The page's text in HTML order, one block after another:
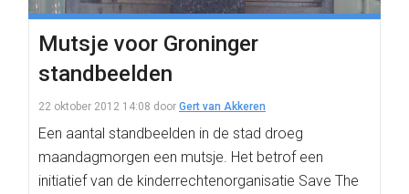
Mutsje voor Groninger
standbeelden
22 oktober 2012 14:08 door Gert van Akkeren
Een aantal standbeelden in de stad droeg
maandagmorgen een mutsje. Het betrof een
initiatief van de kinderrechtenorganisatie Save The